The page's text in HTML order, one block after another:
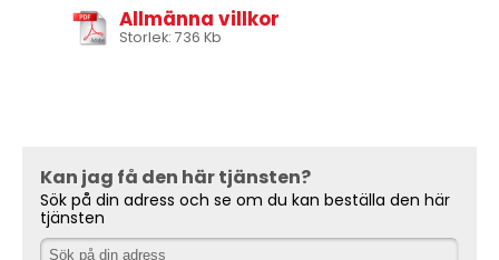
Allmänna villkor
Storlek: 736 Kb
Kan jag få den här tjänsten?
Sök på din adress och se om du kan beställa den här
tjänsten